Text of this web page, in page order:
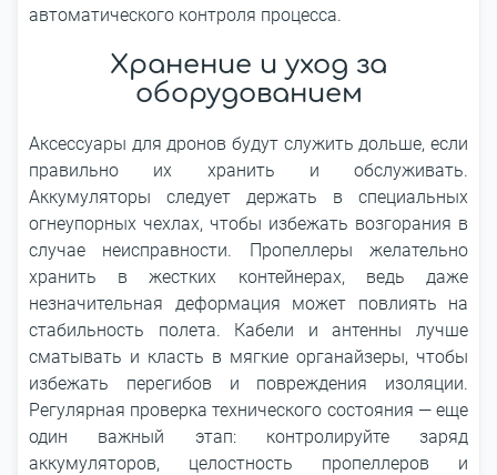
автоматического контроля процесса.
Хранение и уход за
оборудованием
Аксессуары для дронов будут служить дольше, если
правильно их хранить и обслуживать.
Аккумуляторы следует держать в специальных
огнеупорных чехлах, чтобы избежать возгорания в
случае неисправности. Пропеллеры желательно
хранить в жестких контейнерах, ведь даже
незначительная деформация может повлиять на
стабильность полета. Кабели и антенны лучше
сматывать и класть в мягкие органайзеры, чтобы
избежать перегибов и повреждения изоляции.
Регулярная проверка технического состояния — еще
один важный этап: контролируйте заряд
аккумуляторов, целостность пропеллеров и